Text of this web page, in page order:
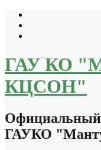
Перейти
содержимому
ГАУ КО
КЦСОН"
Официальный
ГАУКО